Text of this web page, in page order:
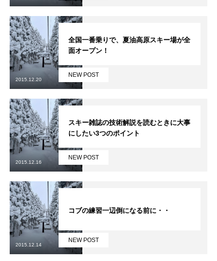
中級1
中級2
特別講座
PV
講師から選ぶ
インストラクター募集
インストラクター一覧
レッスンレポート
よくある質問
レッスン内容について
NEW POST
全国一番乗りで、夏油高原スキー場が全
面オープン！
2015.12.20
NEW POST
スキー雑誌の技術解説を読むときに大事
にしたい3つのポイント
2015.12.16
NEW POST
コブの練習一辺倒になる前に・・
2015.12.14